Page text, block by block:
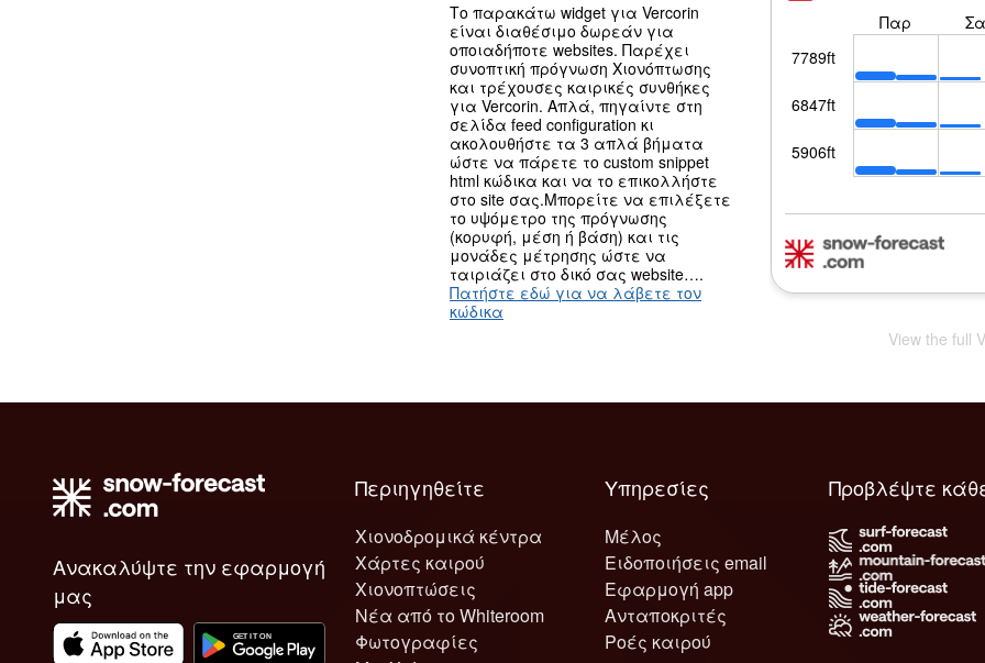
Το παρακάτω widget για Vercorin
είναι διαθέσιμο δωρεάν για
οποιαδήποτε websites. Παρέχει
συνοπτική πρόγνωση Χιονόπτωσης
και τρέχουσες καιρικές συνθήκες
για Vercorin. Απλά, πηγαίντε στη
σελίδα feed configuration κι
ακολουθήστε τα 3 απλά βήματα
ώστε να πάρετε το custom snippet
html κώδικα και να το επικολλήστε
στο site σας.Μπορείτε να επιλέξετε
το υψόμετρο της πρόγνωσης
(κορυφή, μέση ή βάση) και τις
μονάδες μέτρησης ώστε να
ταιριάζει στο δικό σας website….
Πατήστε εδώ για να λάβετε τον
κώδικα
View the full
Ανακαλύψτε την εφαρμογή
μας
Περιηγηθείτε
Χιονοδρομικά κέντρα
Χάρτες καιρού
Χιονοπτώσεις
Νέα από το Whiteroom
Φωτογραφίες
Υπηρεσίες
Μέλος
Ειδοποιήσεις email
Εφαρμογή app
Ανταποκριτές
Ροές καιρού
Προβλέψτε